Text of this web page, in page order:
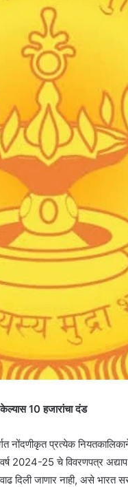
10 हजारांचा दंड
प्रत्येक नियतकालिकाने
2024-25 चे विवरणपत्र
दिली जाणार नाही, असे भारत